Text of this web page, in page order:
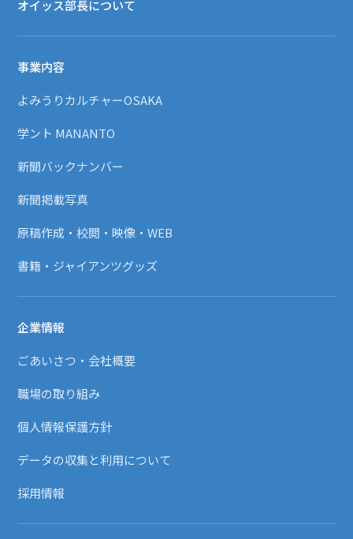
オイッス部長について
事業内容
よみうりカルチャーOSAKA
学ント MANANTO
新聞バックナンバー
新聞掲載写真
原稿作成・校閲・映像・WEB
書籍・ジャイアンツグッズ
企業情報
ごあいさつ・会社概要
職場の取り組み
個人情報保護方針
データの収集と利用について
採用情報